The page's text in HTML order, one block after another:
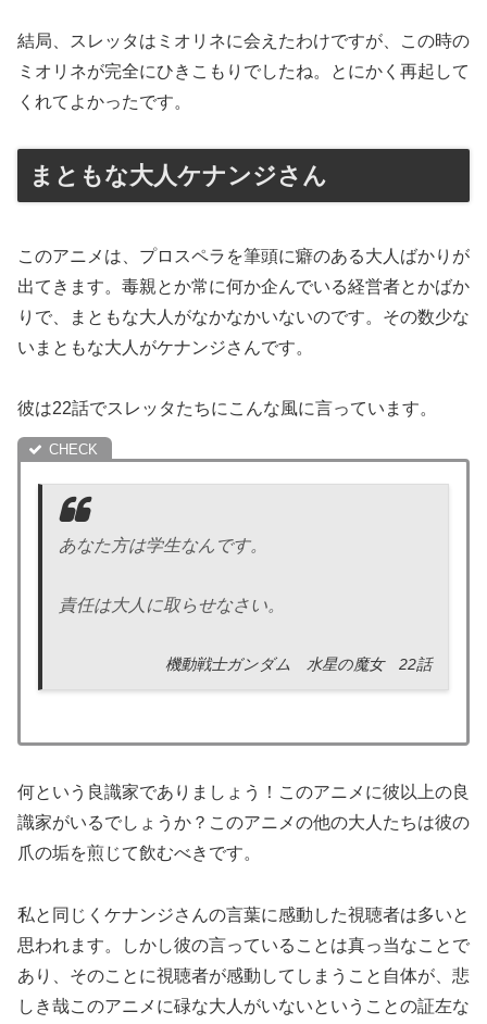
結局、スレッタはミオリネに会えたわけですが、この時の
ミオリネが完全にひきこもりでしたね。とにかく再起して
くれてよかったです。
まともな大人ケナンジさん
このアニメは、プロスペラを筆頭に癖のある大人ばかりが
出てきます。毒親とか常に何か企んでいる経営者とかばか
りで、まともな大人がなかなかいないのです。その数少な
いまともな大人がケナンジさんです。
彼は22話でスレッタたちにこんな風に言っています。
あなた方は学生なんです。
責任は大人に取らせなさい。
機動戦士ガンダム 水星の魔女 22話
何という良識家でありましょう！このアニメに彼以上の良
識家がいるでしょうか？このアニメの他の大人たちは彼の
爪の垢を煎じて飲むべきです。
私と同じくケナンジさんの言葉に感動した視聴者は多いと
思われます。しかし彼の言っていることは真っ当なことで
あり、そのことに視聴者が感動してしまうこと自体が、悲
しき哉このアニメに碌な大人がいないということの証左な